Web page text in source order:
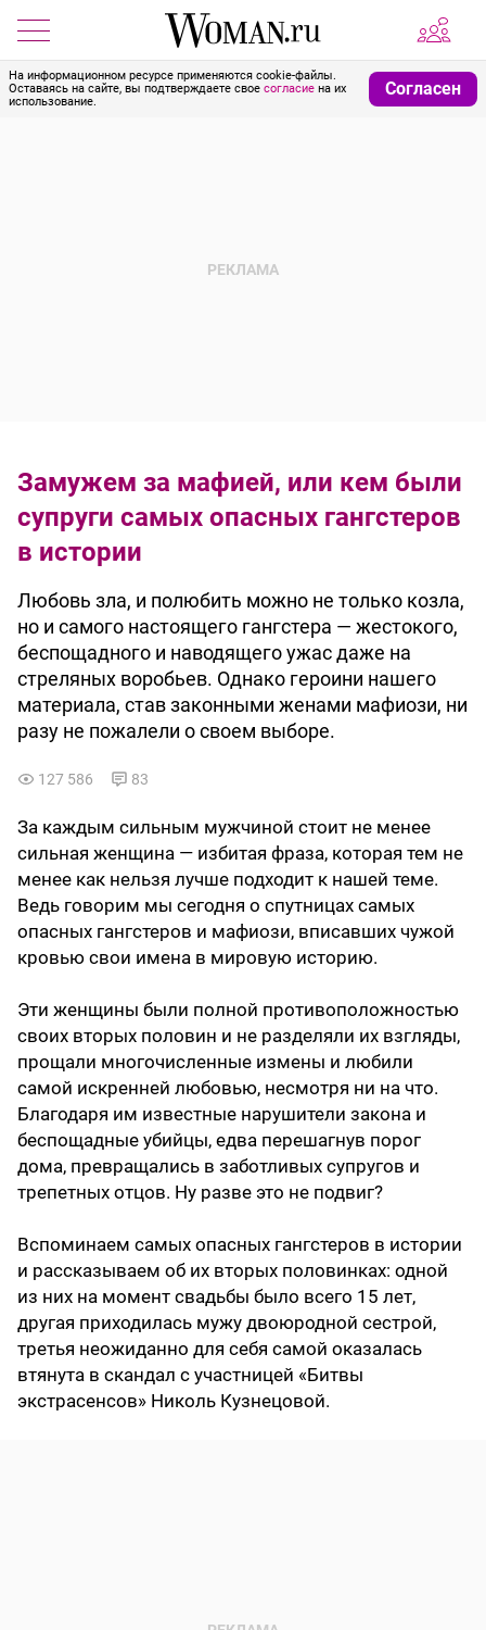
На информационном ресурсе применяются cookie-файлы.
Оставаясь на сайте, вы подтверждаете свое согласие на их
использование.
Согласен
Замужем за мафией, или кем были
супруги самых опасных гангстеров
в истории
Любовь зла, и полюбить можно не только козла,
но и самого настоящего гангстера — жестокого,
беспощадного и наводящего ужас даже на
стреляных воробьев. Однако героини нашего
материала, став законными женами мафиози, ни
разу не пожалели о своем выборе.
127 586 83
За каждым сильным мужчиной стоит не менее
сильная женщина — избитая фраза, которая тем не
менее как нельзя лучше подходит к нашей теме.
Ведь говорим мы сегодня о спутницах самых
опасных гангстеров и мафиози, вписавших чужой
кровью свои имена в мировую историю.
Эти женщины были полной противоположностью
своих вторых половин и не разделяли их взгляды,
прощали многочисленные измены и любили
самой искренней любовью, несмотря ни на что.
Благодаря им известные нарушители закона и
беспощадные убийцы, едва перешагнув порог
дома, превращались в заботливых супругов и
трепетных отцов. Ну разве это не подвиг?
Вспоминаем самых опасных гангстеров в истории
и рассказываем об их вторых половинках: одной
из них на момент свадьбы было всего 15 лет,
другая приходилась мужу двоюродной сестрой,
третья неожиданно для себя самой оказалась
втянута в скандал с участницей «Битвы
экстрасенсов» Николь Кузнецовой.